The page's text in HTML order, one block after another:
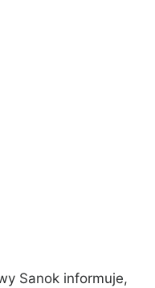
Sanok informuje,